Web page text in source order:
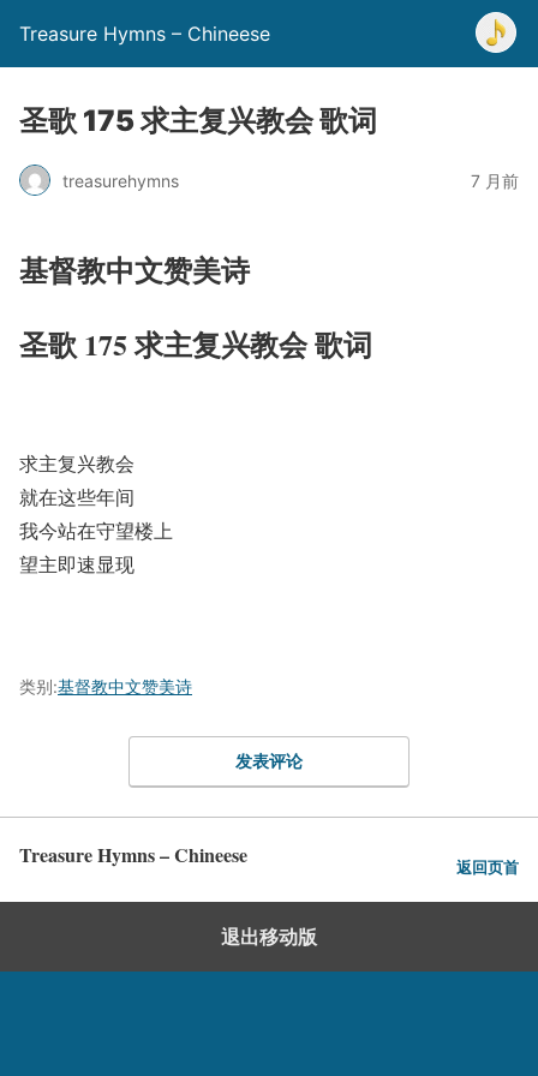
Treasure Hymns – Chineese
圣歌 175 求主复兴教会 歌词
treasurehymns 7 月前
基督教中文赞美诗
圣歌 175 求主复兴教会 歌词
求主复兴教会
就在这些年间
我今站在守望楼上
望主即速显现
类别:基督教中文赞美诗
发表评论
Treasure Hymns – Chineese 返回页首
退出移动版